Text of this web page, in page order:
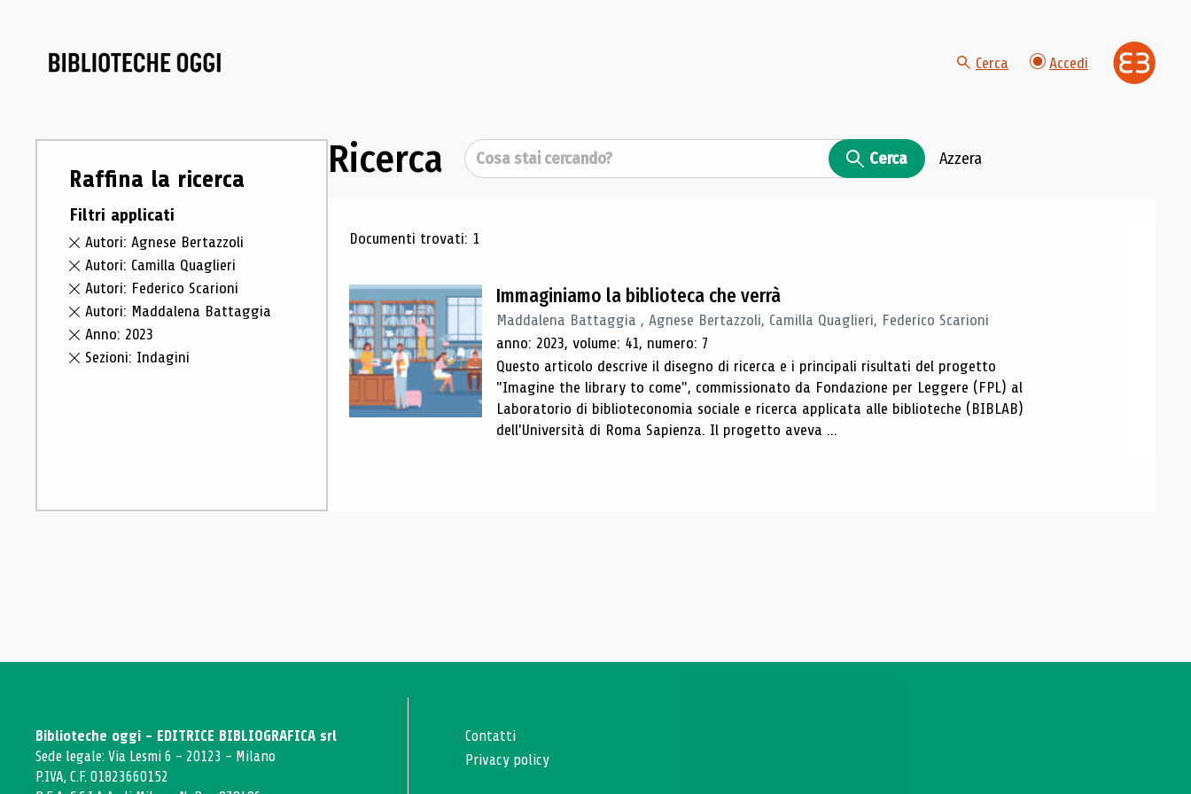
Cerca Accedi
Raffina la ricerca
Filtri applicati
Autori: Agnese Bertazzoli
Autori: Camilla Quaglieri
Autori: Federico Scarioni
Autori: Maddalena Battaggia
Anno: 2023
Sezioni: Indagini
Ricerca Cerca Cerca Azzera
Risultati di ricerca
Documenti trovati: 1
Immaginiamo la biblioteca che verrà
Maddalena Battaggia , Agnese Bertazzoli, Camilla Quaglieri, Federico Scarioni
anno: 2023, volume: 41, numero: 7
Questo articolo descrive il disegno di ricerca e i principali risultati del progetto
"Imagine the library to come", commissionato da Fondazione per Leggere (FPL) al
Laboratorio di biblioteconomia sociale e ricerca applicata alle biblioteche (BIBLAB)
dell'Università di Roma Sapienza. Il progetto aveva ...
Biblioteche oggi - EDITRICE BIBLIOGRAFICA srl
Sede legale: Via Lesmi 6 - 20123 - Milano
P.IVA, C.F. 01823660152
Contatti
Privacy policy